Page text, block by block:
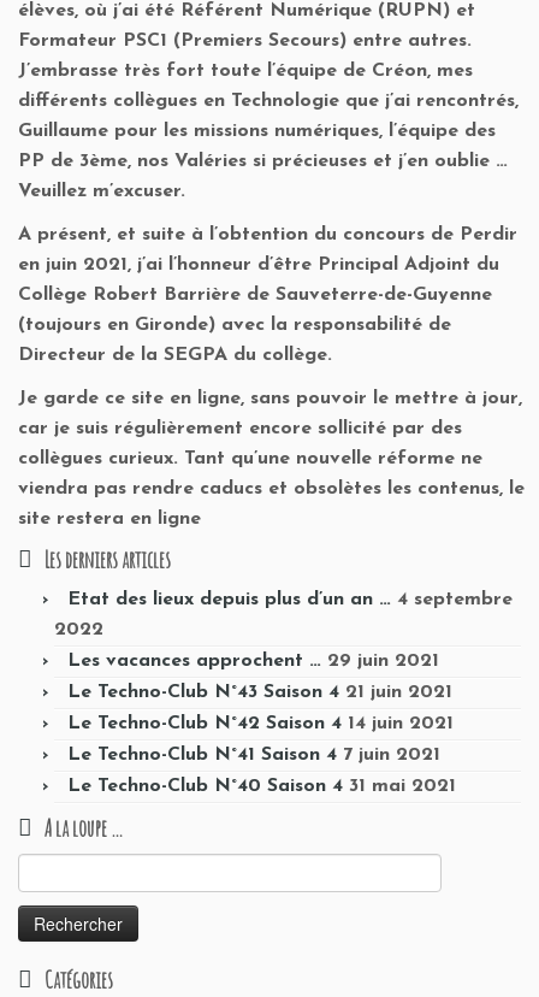
élèves, où j’ai été Référent Numérique (RUPN) et
Formateur PSC1 (Premiers Secours) entre autres.
J’embrasse très fort toute l’équipe de Créon, mes
différents collègues en Technologie que j’ai rencontrés,
Guillaume pour les missions numériques, l’équipe des
PP de 3ème, nos Valéries si précieuses et j’en oublie …
Veuillez m’excuser.
A présent, et suite à l’obtention du concours de Perdir
en juin 2021, j’ai l’honneur d’être Principal Adjoint du
Collège Robert Barrière de Sauveterre-de-Guyenne
(toujours en Gironde) avec la responsabilité de
Directeur de la SEGPA du collège.
Je garde ce site en ligne, sans pouvoir le mettre à jour,
car je suis régulièrement encore sollicité par des
collègues curieux. Tant qu’une nouvelle réforme ne
viendra pas rendre caducs et obsolètes les contenus, le
site restera en ligne
Les derniers articles
Etat des lieux depuis plus d’un an … 4 septembre
2022
Les vacances approchent … 29 juin 2021
Le Techno-Club N°43 Saison 4 21 juin 2021
Le Techno-Club N°42 Saison 4 14 juin 2021
Le Techno-Club N°41 Saison 4 7 juin 2021
Le Techno-Club N°40 Saison 4 31 mai 2021
A la loupe …
Catégories